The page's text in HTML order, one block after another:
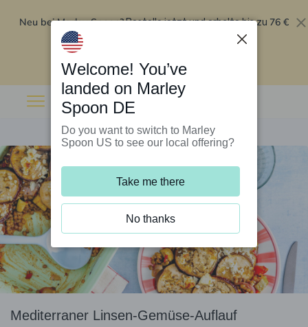
Neu bei Marley Spoon?Bestelle jetzt und erhalte bis zu 76 €
Rabatt auf deine ersten fünf Boxen
Mediterraner Linsen-Gemüse-Auflauf
Welcome! You’ve
landed on Marley
Spoon DE
Do you want to switch to Marley
Spoon US to see our local offering?
Take me there
No thanks